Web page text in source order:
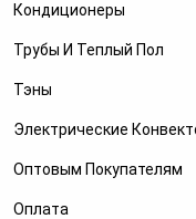
Кондиционеры
Трубы И Теплый Пол
Тэны
Электрические
Оптовым Покупателям
Оплата